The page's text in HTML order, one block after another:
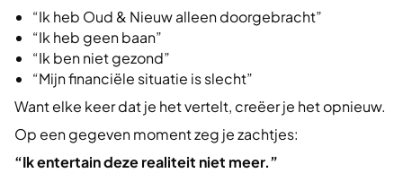
“Ik heb Oud & Nieuw alleen doorgebracht”
“Ik heb geen baan”
“Ik ben niet gezond”
“Mijn financiële situatie is slecht”
Want elke keer dat je het vertelt, creëer je het opnieuw.
Op een gegeven moment zeg je zachtjes:
“Ik entertain deze realiteit niet meer.”